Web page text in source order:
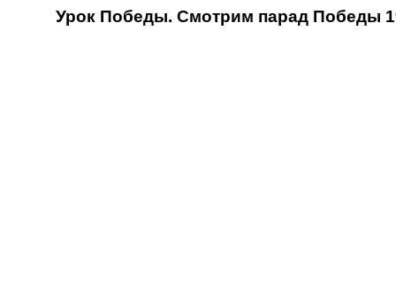
Урок Победы. Смотрим парад Победы